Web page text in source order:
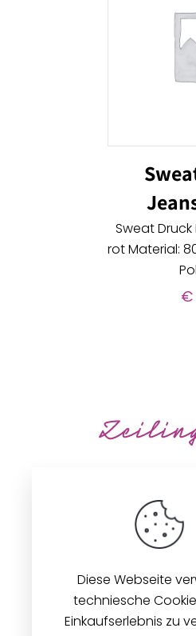
Sweat
rot Material:
€
Unseren
gibt es seit
Stoffen und
Diese Webseite
techniesche
Einkaufserlebnis zu